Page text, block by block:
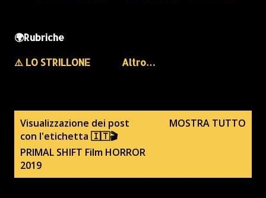
🌍Rubriche
⚠️ LO STRILLONE
Altro…
Visualizzazione dei post
con l'etichetta 🇮🇹🎬
PRIMAL SHIFT Film HORROR
2019
MOSTRA TUTTO